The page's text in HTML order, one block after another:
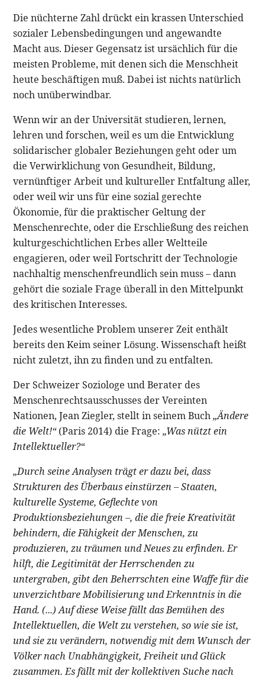
Die nüchterne Zahl drückt ein krassen Unterschied
sozialer Lebensbedingungen und angewandte
Macht aus. Dieser Gegensatz ist ursächlich für die
meisten Probleme, mit denen sich die Menschheit
heute beschäftigen muß. Dabei ist nichts natürlich
noch unüberwindbar.
Wenn wir an der Universität studieren, lernen,
lehren und forschen, weil es um die Entwicklung
solidarischer globaler Beziehungen geht oder um
die Verwirklichung von Gesundheit, Bildung,
vernünftiger Arbeit und kultureller Entfaltung aller,
oder weil wir uns für eine sozial gerechte
Ökonomie, für die praktischer Geltung der
Menschenrechte, oder die Erschließung des reichen
kulturgeschichtlichen Erbes aller Weltteile
engagieren, oder weil Fortschritt der Technologie
nachhaltig menschenfreundlich sein muss – dann
gehört die soziale Frage überall in den Mittelpunkt
des kritischen Interesses.
Jedes wesentliche Problem unserer Zeit enthält
bereits den Keim seiner Lösung. Wissenschaft heißt
nicht zuletzt, ihn zu finden und zu entfalten.
Der Schweizer Soziologe und Berater des
Menschenrechtsausschusses der Vereinten
Nationen, Jean Ziegler, stellt in seinem Buch„Ändere
die Welt!“(Paris 2014) die Frage:„Was nützt ein
Intellektueller?“
„Durch seine Analysen trägt er dazu bei, dass
Strukturen des Überbaus einstürzen – Staaten,
kulturelle Systeme, Geflechte von
Produktionsbeziehungen –, die die freie Kreativität
behindern, die Fähigkeit der Menschen, zu
produzieren, zu träumen und Neues zu erfinden. Er
hilft, die Legitimität der Herrschenden zu
untergraben, gibt den Beherrschten eine Waffe für die
unverzichtbare Mobilisierung und Erkenntnis in die
Hand. (...) Auf diese Weise fällt das Bemühen des
Intellektuellen, die Welt zu verstehen, so wie sie ist,
und sie zu verändern, notwendig mit dem Wunsch der
Völker nach Unabhängigkeit, Freiheit und Glück
zusammen. Es fällt mit der kollektiven Suche nach